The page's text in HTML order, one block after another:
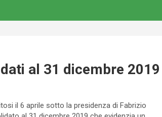
al 31 dicembre 2019
il 6 aprile sotto la presidenza di Fabrizio